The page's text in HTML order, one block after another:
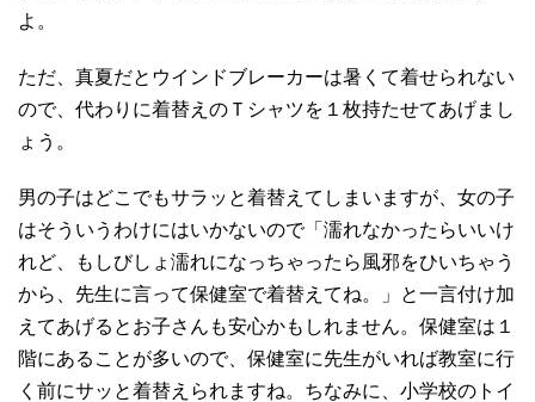
よ。
ただ、真夏だとウインドブレーカーは暑くて着せられない
ので、代わりに着替えのＴシャツを１枚持たせてあげまし
ょう。
男の子はどこでもサラッと着替えてしまいますが、女の子
はそういうわけにはいかないので「濡れなかったらいいけ
れど、もしびしょ濡れになっちゃったら風邪をひいちゃう
から、先生に言って保健室で着替えてね。」と一言付け加
えてあげるとお子さんも安心かもしれません。保健室は１
階にあることが多いので、保健室に先生がいれば教室に行
く前にサッと着替えられますね。ちなみに、小学校のトイ